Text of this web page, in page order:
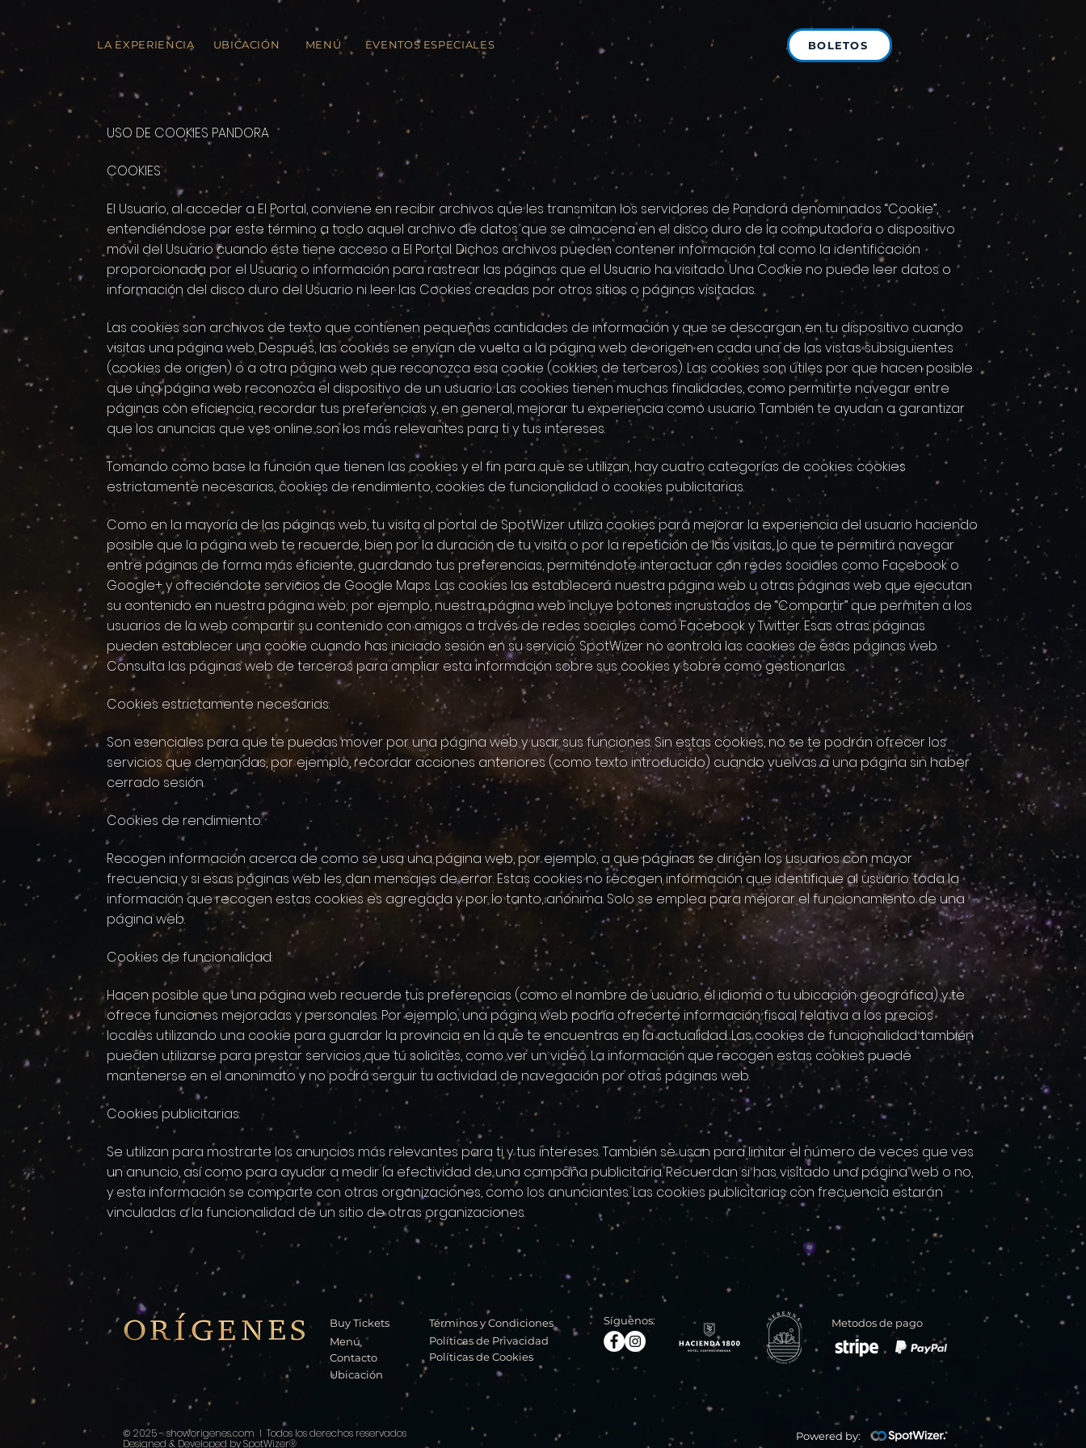
LA EXPERIENCIA UBICACIÓN MENÚ EVENTOS ESPECIALES BOLETOS
USO DE COOKIES PANDORA
COOKIES
El Usuario, al acceder a El Portal, conviene en recibir archivos que les transmitan los servidores de Pandora denominados “Cookie”,
entendiéndose por este término a todo aquel archivo de datos que se almacena en el disco duro de la computadora o dispositivo
móvil del Usuario cuando éste tiene acceso a El Portal. Dichos archivos pueden contener información tal como la identificación
proporcionada por el Usuario o información para rastrear las páginas que el Usuario ha visitado. Una Cookie no puede leer datos o
información del disco duro del Usuario ni leer las Cookies creadas por otros sitios o páginas visitadas.
Las cookies son archivos de texto que contienen pequeñas cantidades de información y que se descargan en tu dispositivo cuando
visitas una página web. Después, las cookies se envían de vuelta a la página web de origen en cada una de las vistas subsiguientes
(cookies de origen) o a otra página web que reconozca esa cookie (cokkies de terceros). Las cookies son útiles por que hacen posible
que una página web reconozca el dispositivo de un usuario. Las cookies tienen muchas finalidades, como permitirte navegar entre
páginas con eficiencia, recordar tus preferencias y, en general, mejorar tu experiencia como usuario. También te ayudan a garantizar
que los anuncias que ves online son los más relevantes para ti y tus intereses.
Tomando como base la función que tienen las cookies y el fin para que se utilizan, hay cuatro categorías de cookies: cookies
estrictamente necesarias, cookies de rendimiento, cookies de funcionalidad o cookies publicitarias.
Como en la mayoría de las páginas web, tu visita al portal de SpotWizer utiliza cookies para mejorar la experiencia del usuario haciendo
posible que la página web te recuerde, bien por la duración de tu visita o por la repetición de las visitas, lo que te permitirá navegar
entre páginas de forma más eficiente, guardando tus preferencias, permiténdote interactuar con redes sociales como Facebook o
Google+ y ofreciéndote servicios de Google Maps. Las cookies las establecerá nuestra página web u otras páginas web que ejecutan
su contenido en nuestra página web; por ejemplo, nuestra página web incluye botones incrustados de “Compartir” que permiten a los
usuarios de la web compartir su contenido con amigos a través de redes sociales como Facebook y Twitter. Esas otras páginas
pueden establecer una cookie cuando has iniciado sesión en su servicio. SpotWizer no controla las cookies de esas páginas web.
Consulta las páginas web de terceros para ampliar esta información sobre sus cookies y sobre como gestionarlas.
Cookies estrictamente necesarias:
Son esenciales para que te puedas mover por una página web y usar sus funciones. Sin estas cookies, no se te podrán ofrecer los
servicios que demandas, por ejemplo, recordar acciones anteriores (como texto introducido) cuando vuelvas a una página sin haber
cerrado sesión.
Cookies de rendimiento:
Recogen información acerca de como se usa una página web, por ejemplo, a que páginas se dirigen los usuarios con mayor
frecuencia y si esas páginas web les dan mensajes de error. Estas cookies no recogen información que identifique al usuario: toda la
información que recogen estas cookies es agregada y por lo tanto, anónima. Solo se emplea para mejorar el funcionamiento de una
página web.
Cookies de funcionalidad:
Hacen posible que una página web recuerde tus preferencias (como el nombre de usuario, el idioma o tu ubicación geográfica) y te
ofrece funciones mejoradas y personales. Por ejemplo, una página web podría ofrecerte información fiscal relativa a los precios
locales utilizando una cookie para guardar la provincia en la que te encuentras en la actualidad. Las cookies de funcionalidad también
pueden utilizarse para prestar servicios que tú solicites, como ver un video. La información que recogen estas cookies puede
mantenerse en el anonimato y no podrá serguir tu actividad de navegación por otras páginas web.
Cookies publicitarias:
Se utilizan para mostrarte los anuncios más relevantes para ti y tus intereses. También se usan para limitar el número de veces que ves
un anuncio, así como para ayudar a medir la efectividad de una campaña publicitaria. Recuerdan si has visitado una página web o no,
y esta información se comparte con otras organizaciones, como los anunciantes. Las cookies publicitarias con frecuencia estarán
vinculadas a la funcionalidad de un sitio de otras organizaciones.
Buy Tickets
Menú
Contacto
Ubicación
Términos y Condiciones
Políticas de Privacidad
Políticas de Cookies
Síguenos: Metodos de pago
© 2025 - showorigenes.com I Todos los derechos reservados
Designed & Developed by SpotWizer®
Powered by: